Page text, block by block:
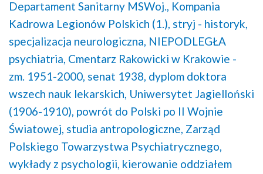
Departament Sanitarny MSWoj., Kompania
Kadrowa Legionów Polskich (1.), stryj - historyk,
specjalizacja neurologiczna, NIEPODLEGŁA
psychiatria, Cmentarz Rakowicki w Krakowie -
zm. 1951-2000, senat 1938, dyplom doktora
wszech nauk lekarskich, Uniwersytet Jagielloński
(1906-1910), powrót do Polski po II Wojnie
Światowej, studia antropologiczne, Zarząd
Polskiego Towarzystwa Psychiatrycznego,
wykłady z psychologii, kierowanie oddziałem